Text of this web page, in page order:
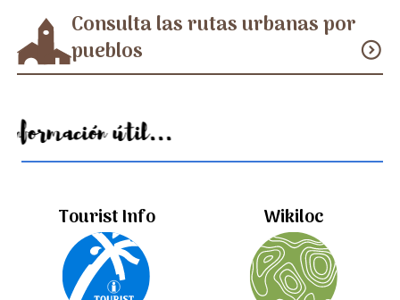
Consulta las rutas urbanas por
pueblos
expand_circle_down
Información útil...
Tourist Info Wikiloc